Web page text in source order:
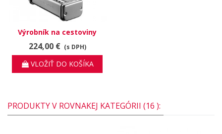
Výrobník na cestoviny
KPRA
224,00 € (s DPH)
VLOŽIŤ DO KOŠÍKA
PRODUKTY V ROVNAKEJ KATEGÓRII (16 ):